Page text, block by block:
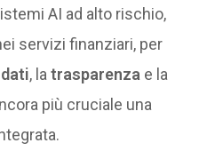
AI ad alto rischio,
servizi finanziari, per
, latrasparenza e la
più cruciale una